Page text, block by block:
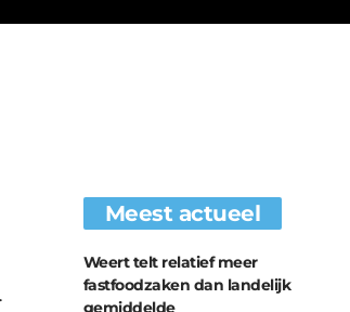
Meest actueel
Weert telt relatief meer
fastfoodzaken dan landelijk
gemiddelde